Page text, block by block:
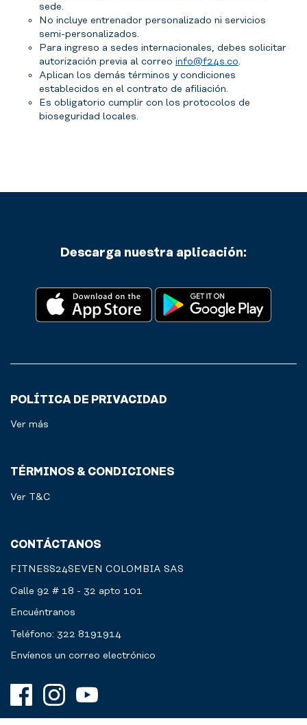
sede.
No incluye entrenador personalizado ni servicios
semi-personalizados.
Para ingreso a sedes internacionales, debes solicitar
autorización previa al correo info@f24s.co.
Aplican los demás términos y condiciones
establecidos en el contrato de afiliación.
Es obligatorio cumplir con los protocolos de
bioseguridad locales.
Descarga nuestra aplicación:
POLÍTICA DE PRIVACIDAD
Ver más
TÉRMINOS & CONDICIONES
Ver T&C
CONTÁCTANOS
FITNESS24SEVEN COLOMBIA SAS
Calle 92 # 18 - 32 apto 101
Encuéntranos
Teléfono: 322 8191914
Envíenos un correo electrónico